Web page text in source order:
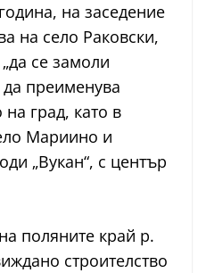
на заседение
на село Раковски,
се замоли
преименува
град, като в
Мариино и
„Вукан“, с център
поляните край р.
строителство